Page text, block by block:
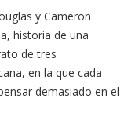
y Cameron
historia de una
de tres
en la que cada
demasiado en el